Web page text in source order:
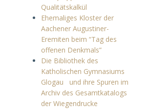
Qualitätskalkül
Ehemaliges Kloster der
Aachener Augustiner-
Eremiten beim “Tag des
offenen Denkmals”
Die Bibliothek des
Katholischen Gymnasiums
Glogau und ihre Spuren im
Archiv des Gesamtkatalogs
der Wiegendrucke